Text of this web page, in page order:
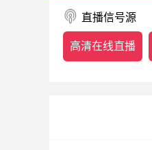
直播信号源
高清在线直播